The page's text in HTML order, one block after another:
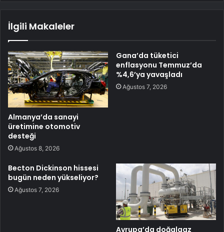
İlgili Makaleler
Almanya’da sanayi
üretimine otomotiv
desteği
Ağustos 8, 2026
Gana’da tüketici
enflasyonu Temmuz’da
%4,6’ya yavaşladı
Ağustos 7, 2026
Becton Dickinson hissesi
bugün neden yükseliyor?
Ağustos 7, 2026
Avrupa’da doğalgaz